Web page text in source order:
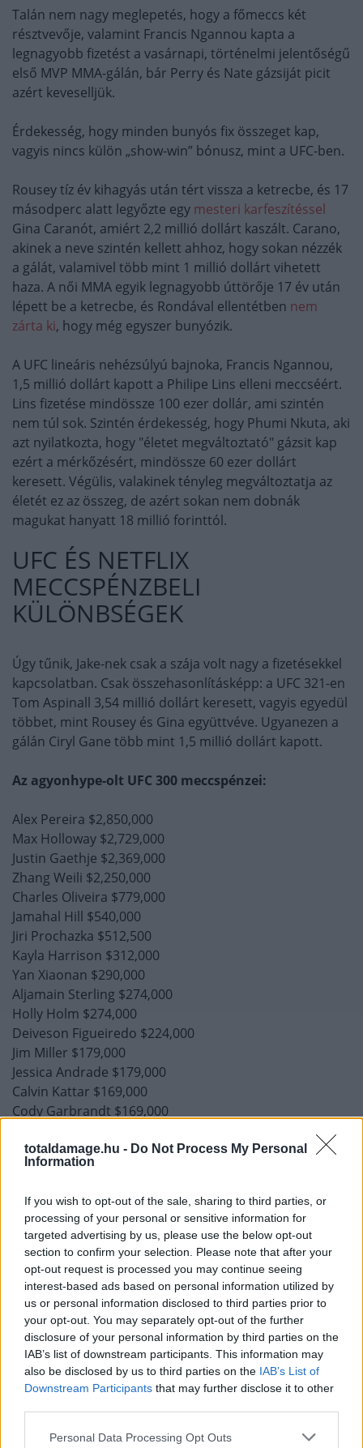
totaldamage.hu - Do Not Process My Personal
Information
If you wish to opt-out of the sale, sharing to third parties, or
processing of your personal or sensitive information for
targeted advertising by us, please use the below opt-out
section to confirm your selection. Please note that after your
opt-out request is processed you may continue seeing
interest-based ads based on personal information utilized by
us or personal information disclosed to third parties prior to
your opt-out. You may separately opt-out of the further
disclosure of your personal information by third parties on the
IAB’s list of downstream participants. This information may
also be disclosed by us to third parties on the IAB’s List of
Downstream Participants that may further disclose it to other
Personal Data Processing Opt Outs
Talán nem nagy meglepetés, hogy a főmeccs két
résztvevője, valamint Francis Ngannou kapta a
legnagyobb fizetést a vasárnapi, történelmi jelentőségű
első MVP MMA-gálán, bár Perry és Nate gázsiját picit
azért keveselljük.
Érdekesség, hogy minden bunyós fix összeget kap,
vagyis nincs külön „show-win” bónusz, mint a UFC-ben.
Rousey tíz év kihagyás után tért vissza a ketrecbe, és 17
másodperc alatt legyőzte egy mesteri karfeszítéssel
Gina Caranót, amiért 2,2 millió dollárt kaszált. Carano,
akinek a neve szintén kellett ahhoz, hogy sokan nézzék
a gálát, valamivel több mint 1 millió dollárt vihetett
haza. A női MMA egyik legnagyobb úttörője 17 év után
lépett be a ketrecbe, és Rondával ellentétben nem
zárta ki, hogy még egyszer bunyózik.
A UFC lineáris nehézsúlyú bajnoka, Francis Ngannou,
1,5 millió dollárt kapott a Philipe Lins elleni meccséért.
Lins fizetése mindössze 100 ezer dollár, ami szintén
nem túl sok. Szintén érdekesség, hogy Phumi Nkuta, aki
azt nyilatkozta, hogy "életet megváltoztató" gázsit kap
ezért a mérkőzésért, mindössze 60 ezer dollárt
keresett. Végülis, valakinek tényleg megváltoztatja az
életét ez az összeg, de azért sokan nem dobnák
magukat hanyatt 18 millió forinttól.
UFC ÉS NETFLIX
MECCSPÉNZBELI
KÜLÖNBSÉGEK
Úgy tűnik, Jake-nek csak a szája volt nagy a fizetésekkel
kapcsolatban. Csak összehasonlításképp: a UFC 321-en
Tom Aspinall 3,54 millió dollárt keresett, vagyis egyedül
többet, mint Rousey és Gina együttvéve. Ugyanezen a
gálán Ciryl Gane több mint 1,5 millió dollárt kapott.
Az agyonhype-olt UFC 300 meccspénzei:
Alex Pereira $2,850,000
Max Holloway $2,729,000
Justin Gaethje $2,369,000
Zhang Weili $2,250,000
Charles Oliveira $779,000
Jamahal Hill $540,000
Jiri Prochazka $512,500
Kayla Harrison $312,000
Yan Xiaonan $290,000
Aljamain Sterling $274,000
Holly Holm $274,000
Deiveson Figueiredo $224,000
Jim Miller $179,000
Jessica Andrade $179,000
Calvin Kattar $169,000
Cody Garbrandt $169,000
Bo Nickal $162,500
Bobby Green $124,000
Marina Rodriguez $119,000
Renato Moicano $109,000
Sodiq Yusuff $74,000
Aleksandar Rakic $74,000
Cody Brundage $64,000
Diego Lopes $62,500
Mint az látható, a Netflix igazából nincs pariban van a
UFC-vel a meccspénzek tekintetében, bár ez még csak
az első MMA gálájuk volt. Összesen 6,64 millió dollárt
– ha minden igaz, ezekben benne vannak a bónuszok is.